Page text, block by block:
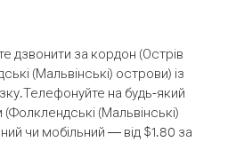
дзвонити за кордон (Острів
(Мальвінські) острови) із
Телефонуйте на будь-який
(Мальвінські)
чи мобільний — від $1.80 за